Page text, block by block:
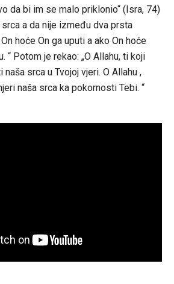
da bi im se malo priklonio“ (Isra, 74)
srca a da nije između dva prsta
hoće On ga uputi a ako On hoće
“ Potom je rekao: „O Allahu, ti koji
srca u Tvojoj vjeri. O Allahu ,
naša srca ka pokornosti Tebi. “